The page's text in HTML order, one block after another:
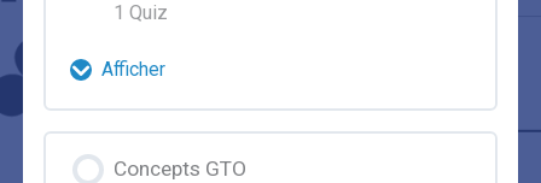
1 Quiz
Afficher
Contenu de la Leçon
Concepts GTO